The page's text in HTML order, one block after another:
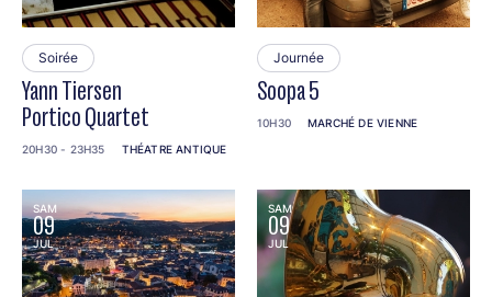
Soirée
Yann Tiersen
Portico Quartet
20H30 - 23H35 THÉATRE ANTIQUE
Journée
Soopa 5
10H30 MARCHÉ DE VIENNE
SAM
09
JUL
SAM
09
JUL